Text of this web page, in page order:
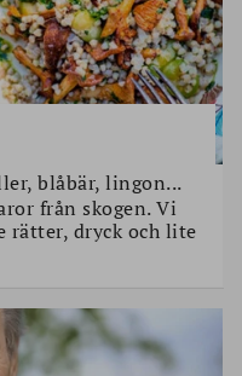
blåbär, lingon...
från skogen. Vi
rätter, dryck och lite